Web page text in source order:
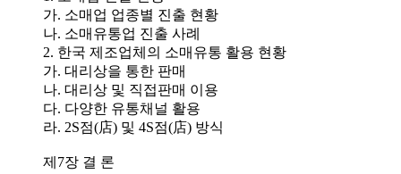
가. 소매업 업종별 진출 현황
나. 소매유통업 진출 사례
2. 한국 제조업체의 소매유통 활용 현황
가. 대리상을 통한 판매
나. 대리상 및 직접판매 이용
다. 다양한 유통채널 활용
라. 2S점(店) 및 4S점(店) 방식
제7장 결 론